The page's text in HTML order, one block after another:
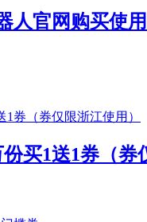
人官网购买使
买1送1券（券